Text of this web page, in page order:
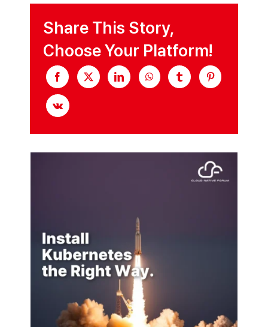
화
재
후
—
왜
지
우
Share This Story,
Choose Your Platform!